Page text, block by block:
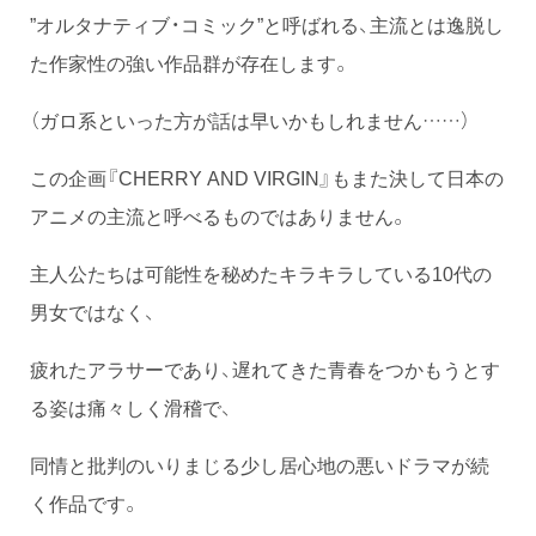
”オルタナティブ・コミック”と呼ばれる、主流とは逸脱し
た作家性の強い作品群が存在します。
（ガロ系といった方が話は早いかもしれません……）
この企画『CHERRY AND VIRGIN』もまた決して日本の
アニメの主流と呼べるものではありません。
主人公たちは可能性を秘めたキラキラしている10代の
男女ではなく、
疲れたアラサーであり、遅れてきた青春をつかもうとす
る姿は痛々しく滑稽で、
同情と批判のいりまじる少し居心地の悪いドラマが続
く作品です。